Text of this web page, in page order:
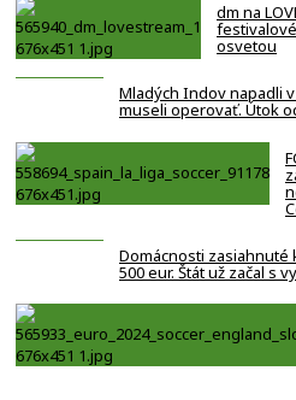
dm na
osvetou
Mladých Indov napadli
museli operovať. Útok
Domácnosti zasiahnuté
500 eur. Štát už začal s